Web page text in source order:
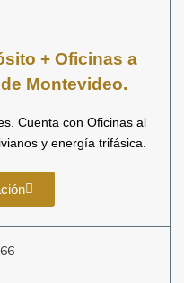
+ Oficinas a
Montevideo.
Cuenta con Oficinas al
y energía trifásica.